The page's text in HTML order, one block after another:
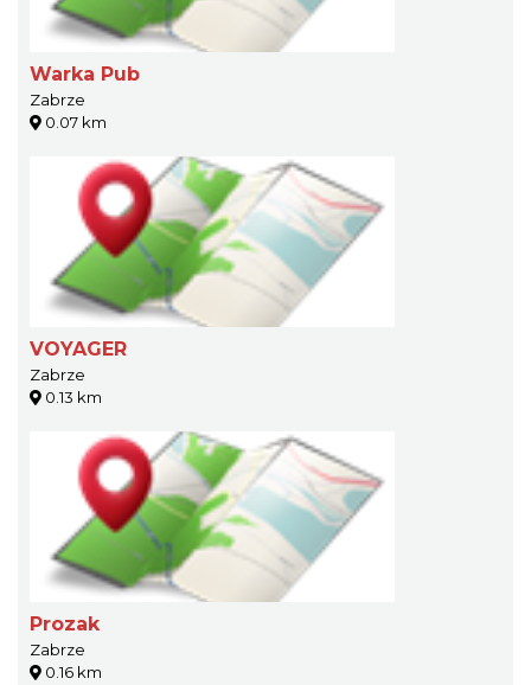
Warka Pub
Zabrze
0.07 km
VOYAGER
Zabrze
0.13 km
Prozak
Zabrze
0.16 km